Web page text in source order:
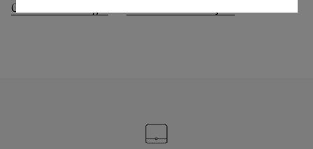
Consultar Entregas